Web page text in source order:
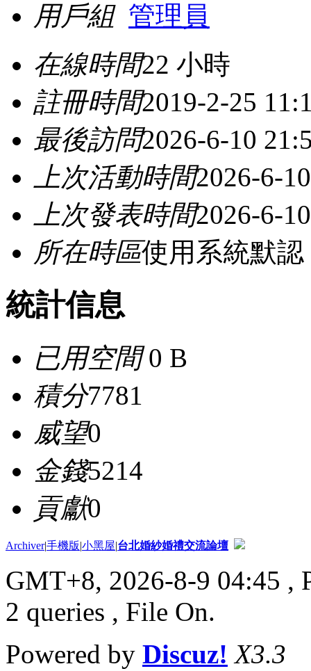
用戶組 管理員
在線時間22 小時
註冊時間2019-2-25
最後訪問2026-6-10
上次活動時間2026-6-
上次發表時間2026-6-
所在時區使用系統默認
統計信息
已用空間0 B
積分7781
威望0
金錢5214
貢獻0
Archiver|手機版|小黑屋|台北婚紗婚禮交流論壇
GMT+8, 2026-8-9 04:45 ,
2 queries , File On.
Powered by Discuz! X3.3